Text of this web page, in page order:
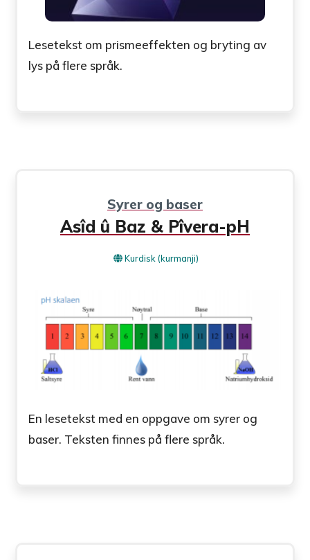
Lesetekst om prismeeffekten og bryting av
lys på flere språk.
Syrer og baser
Asîd û Baz & Pîvera-pH
Kurdisk (kurmanji)
En lesetekst med en oppgave om syrer og
baser. Teksten finnes på flere språk.